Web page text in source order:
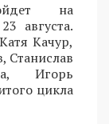
на
августа.
Качур,
Станислав
Игорь
цикла